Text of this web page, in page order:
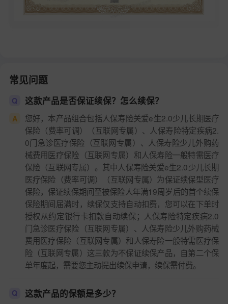
常见问题
Q 这款产品是否保证续保？怎么续保？
A
您好，本产品组合包括人保寿险关爱e生2.0少儿长期医疗
保险（费率可调）（互联网专属）、人保寿险特定疾病2.
0门急诊医疗保险（互联网专属）、人保寿险少儿外购药
械费用医疗保险（互联网专属）和人保寿险一般特需医疗
保险（互联网专属）。其中人保寿险关爱e生2.0少儿长期
医疗保险（费率可调）（互联网专属）为保证续保型医疗
保险，保证续保期间至被保险人年满19周岁后的首个续保
保险期间届满时，续保仅支持自动扣费，您可以在下单时
授权从约定银行卡扣款自动续保；人保寿险特定疾病2.0
门急诊医疗保险（互联网专属）、人保寿险少儿外购药械
费用医疗保险（互联网专属）和人保寿险一般特需医疗保
险（互联网专属）这三款为不保证续保产品，自第二个保
单年度起，需要您主动提出续保申请，续保需付费。
Q 这款产品的保额是多少？